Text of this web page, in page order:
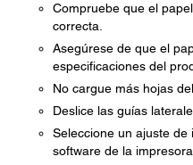
Compruebe que el
correcta.
Asegúrese de que el
especificaciones del
No cargue más hojas
Deslice las guías
Seleccione un ajuste
software de la impresora.